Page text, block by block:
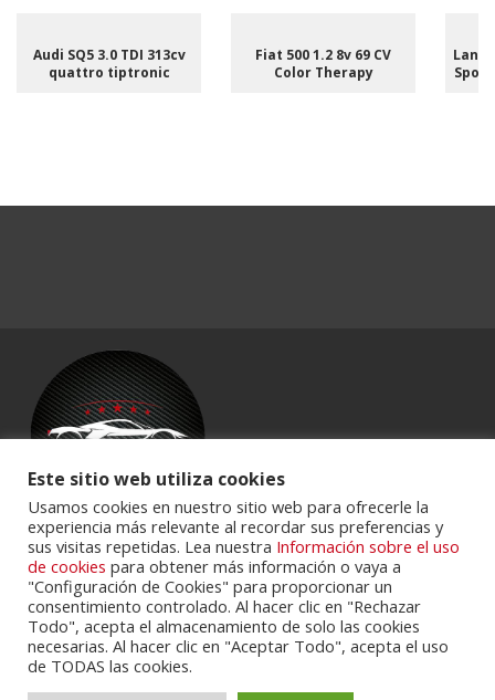
Audi SQ5 3.0 TDI 313cv
quattro tiptronic
Fiat 500 1.2 8v 69 CV
Color Therapy
Land
Sport
Powered byPortalclub.
Este sitio web utiliza cookies
Usamos cookies en nuestro sitio web para ofrecerle la
experiencia más relevante al recordar sus preferencias y
sus visitas repetidas. Lea nuestra Información sobre el uso
de cookies para obtener más información o vaya a
"Configuración de Cookies" para proporcionar un
consentimiento controlado. Al hacer clic en "Rechazar
Todo", acepta el almacenamiento de solo las cookies
necesarias. Al hacer clic en "Aceptar Todo", acepta el uso
de TODAS las cookies.